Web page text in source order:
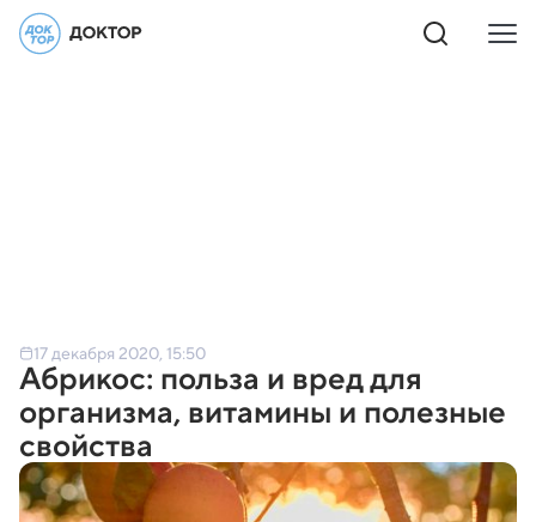
17 декабря 2020, 15:50
Абрикос: польза и вред для
организма, витамины и полезные
свойства